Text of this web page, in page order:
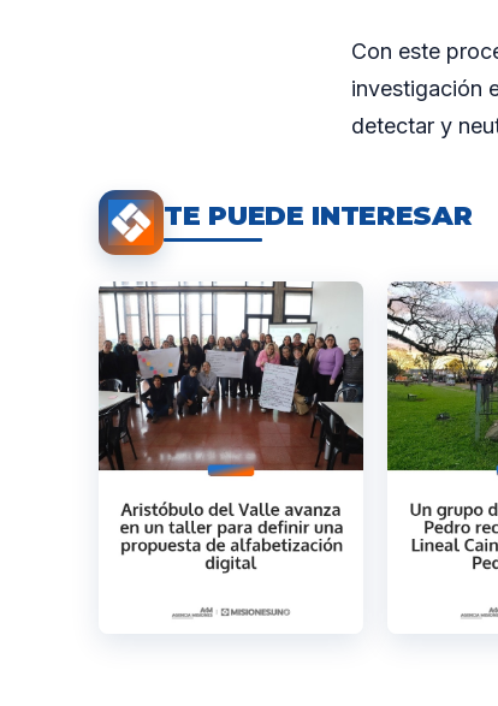
Con este
investigación
detectar y
TE PUEDE INTERESAR